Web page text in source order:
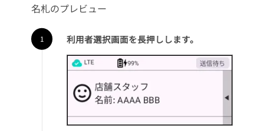
名札のプレビュー
利用者選択画面を長押しします。